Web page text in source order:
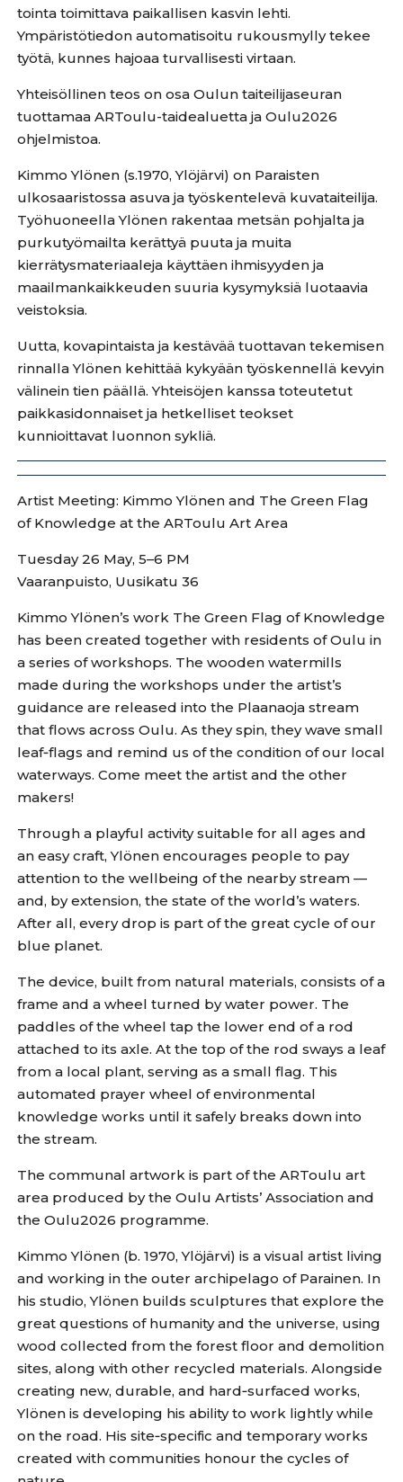
tointa toimittava paikallisen kasvin lehti.
Ympäristötiedon automatisoitu rukousmylly tekee
työtä, kunnes hajoaa turvallisesti virtaan.
Yhteisöllinen teos on osa Oulun taiteilijaseuran
tuottamaa ARToulu-taidealuetta ja Oulu2026
ohjelmistoa.
Kimmo Ylönen (s.1970, Ylöjärvi) on Paraisten
ulkosaaristossa asuva ja työskentelevä kuvataiteilija.
Työhuoneella Ylönen rakentaa metsän pohjalta ja
purkutyömailta kerättyä puuta ja muita
kierrätysmateriaaleja käyttäen ihmisyyden ja
maailmankaikkeuden suuria kysymyksiä luotaavia
veistoksia.
Uutta, kovapintaista ja kestävää tuottavan tekemisen
rinnalla Ylönen kehittää kykyään työskennellä kevyin
välinein tien päällä. Yhteisöjen kanssa toteutetut
paikkasidonnaiset ja hetkelliset teokset
kunnioittavat luonnon sykliä.
Artist Meeting: Kimmo Ylönen and The Green Flag
of Knowledge at the ARToulu Art Area
Tuesday 26 May, 5–6 PM
Vaaranpuisto, Uusikatu 36
Kimmo Ylönen’s work The Green Flag of Knowledge
has been created together with residents of Oulu in
a series of workshops. The wooden watermills
made during the workshops under the artist’s
guidance are released into the Plaanaoja stream
that flows across Oulu. As they spin, they wave small
leaf‑flags and remind us of the condition of our local
waterways. Come meet the artist and the other
makers!
Through a playful activity suitable for all ages and
an easy craft, Ylönen encourages people to pay
attention to the wellbeing of the nearby stream —
and, by extension, the state of the world’s waters.
After all, every drop is part of the great cycle of our
blue planet.
The device, built from natural materials, consists of a
frame and a wheel turned by water power. The
paddles of the wheel tap the lower end of a rod
attached to its axle. At the top of the rod sways a leaf
from a local plant, serving as a small flag. This
automated prayer wheel of environmental
knowledge works until it safely breaks down into
the stream.
The communal artwork is part of the ARToulu art
area produced by the Oulu Artists’ Association and
the Oulu2026 programme.
Kimmo Ylönen (b. 1970, Ylöjärvi) is a visual artist living
and working in the outer archipelago of Parainen. In
his studio, Ylönen builds sculptures that explore the
great questions of humanity and the universe, using
wood collected from the forest floor and demolition
sites, along with other recycled materials. Alongside
creating new, durable, and hard‑surfaced works,
Ylönen is developing his ability to work lightly while
on the road. His site‑specific and temporary works
created with communities honour the cycles of